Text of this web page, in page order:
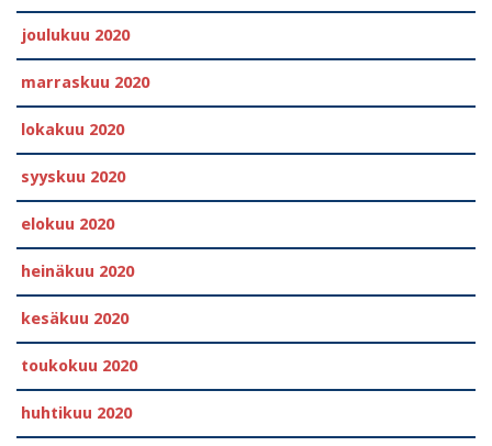
joulukuu 2020
marraskuu 2020
lokakuu 2020
syyskuu 2020
elokuu 2020
heinäkuu 2020
kesäkuu 2020
toukokuu 2020
huhtikuu 2020